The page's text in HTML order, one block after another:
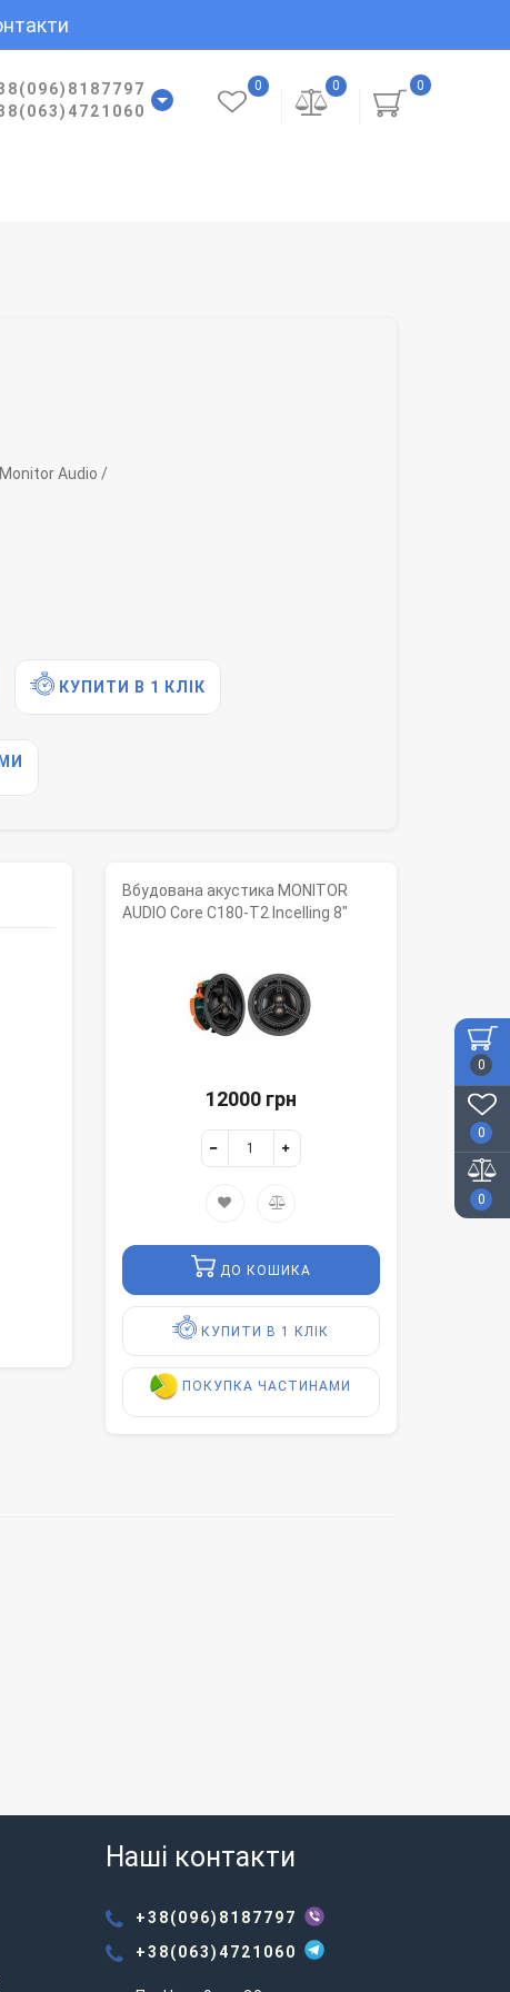
0
0
0
0
0
0
Monitor Audio /
КУПИТИ В 1 КЛІК
Вбудована акустика MONITOR
AUDIO Core C180-T2 Incelling 8"
12000 грн
ДО КОШИКА
КУПИТИ В 1 КЛІК
ПОКУПКА ЧАСТИНАМИ
Наші контакти
+38(096)8187797
+38(063)4721060